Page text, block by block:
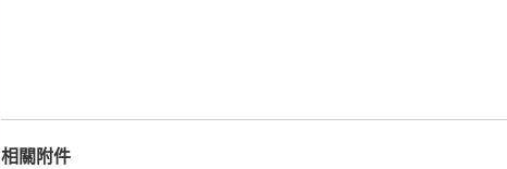
相關附件